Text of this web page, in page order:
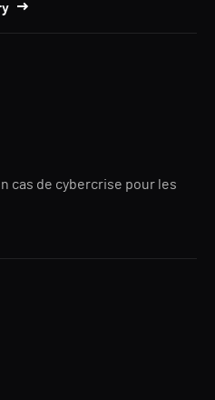
cas de cybercrise pour les